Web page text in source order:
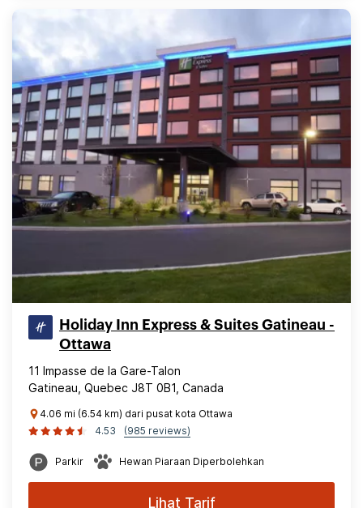
Holiday Inn Express & Suites Gatineau -
Ottawa
11 Impasse de la Gare-Talon
Gatineau, Quebec J8T 0B1, Canada
4.06 mi (6.54 km) dari pusat kota Ottawa
4.53
(985 reviews)
Parkir Hewan Piaraan Diperbolehkan
Lihat Tarif